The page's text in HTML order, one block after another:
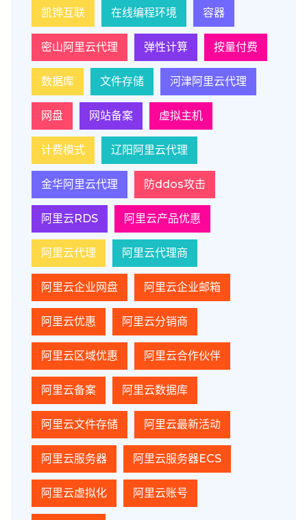
凯铧互联 在线编程环境 容器
密山阿里云代理 弹性计算 按量付费
数据库 文件存储 河津阿里云代理
网盘 网站备案 虚拟主机
计费模式 辽阳阿里云代理
金华阿里云代理 防ddos攻击
阿里云RDS 阿里云产品优惠
阿里云代理 阿里云代理商
阿里云企业网盘 阿里云企业邮箱
阿里云优惠 阿里云分销商
阿里云区域优惠 阿里云合作伙伴
阿里云备案 阿里云数据库
阿里云文件存储 阿里云最新活动
阿里云服务器 阿里云服务器ECS
阿里云虚拟化 阿里云账号